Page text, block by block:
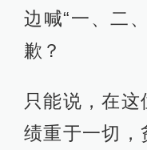
边喊“一、二
歉？
只能说，在
绩重于一切，